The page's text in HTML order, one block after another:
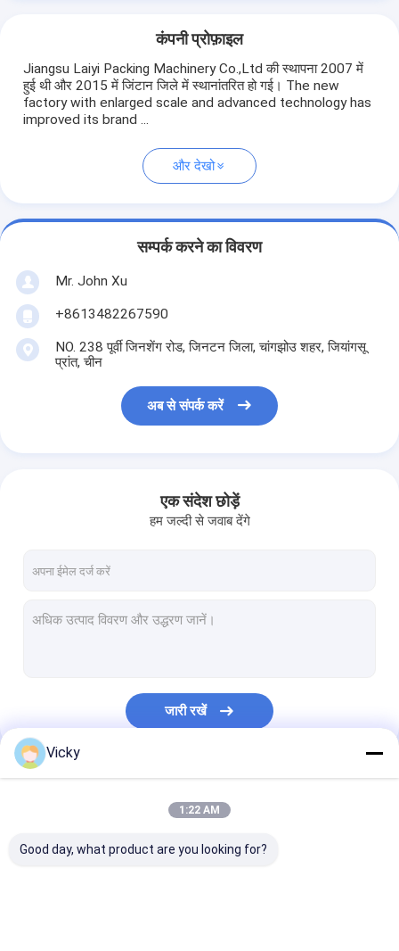
कंपनी प्रोफ़ाइल
Jiangsu Laiyi Packing Machinery Co.,Ltd की स्थापना 2007 में
हुई थी और 2015 में जिंटान जिले में स्थानांतरित हो गई। The new
factory with enlarged scale and advanced technology has
improved its brand ...
और देखो
सम्पर्क करने का विवरण
Mr. John Xu
+8613482267590
NO. 238 पूर्वी जिनशेंग रोड, जिनटन जिला, चांगझोउ शहर, जियांगसू
प्रांत, चीन
अब से संपर्क करें
एक संदेश छोड़ें
हम जल्दी से जवाब देंगे
जारी रखें
हमारी श्रेणियाँ
Vicky
1:22 AM
Good day, what product are you looking for?